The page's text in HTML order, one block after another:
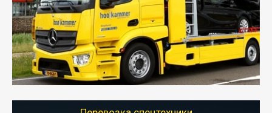
- Перевозка автовозом от Тайгер Логистик – это
быстрый и безопасный способ доставить несколько
легковых автомобилей за одну поездку в другой
город.
- Наша транспортная компания организует доставку
машин автовозом, подобрав оптимальный маршрут с
учетом всех особенности по пути следования.